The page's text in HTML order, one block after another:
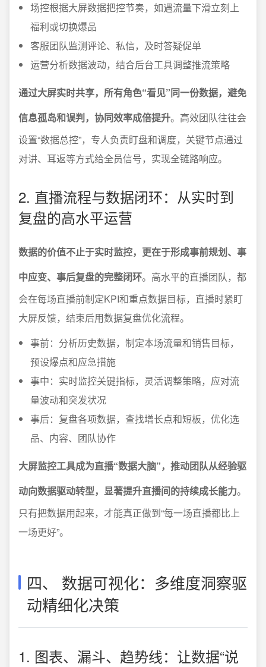
场控根据大屏数据把控节奏，如遇流量下滑立刻上
福利或切换爆品
客服团队监测评论、私信，及时答疑促单
运营分析数据波动，结合后台工具调整推流策略
通过大屏实时共享，所有角色“看见”同一份数据，避免
信息孤岛和误判，协同效率成倍提升。高效团队往往会
设置“数据总控”，专人负责盯盘和调度，关键节点通过
对讲、耳返等方式给全员信号，实现全链路响应。
2. 直播流程与数据闭环：从实时到
复盘的高水平运营
数据的价值不止于实时监控，更在于形成事前规划、事
中应变、事后复盘的完整闭环。高水平的直播团队，都
会在每场直播前制定KPI和重点数据目标，直播时紧盯
大屏反馈，结束后用数据复盘优化流程。
事前：分析历史数据，制定本场流量和销售目标，
预设爆点和应急措施
事中：实时监控关键指标，灵活调整策略，应对流
量波动和突发状况
事后：复盘各项数据，查找增长点和短板，优化选
品、内容、团队协作
大屏监控工具成为直播“数据大脑”，推动团队从经验驱
动向数据驱动转型，显著提升直播间的持续成长能力。
只有把数据用起来，才能真正做到“每一场直播都比上
一场更好”。
四、 数据可视化：多维度洞察驱
动精细化决策
1. 图表、漏斗、趋势线：让数据“说